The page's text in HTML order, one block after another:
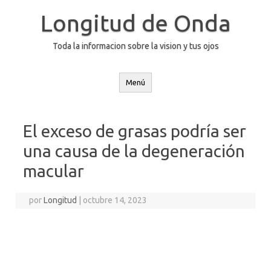
Longitud de Onda
Toda la informacion sobre la vision y tus ojos
Menú
El exceso de grasas podría ser
una causa de la degeneración
macular
porLongitud octubre 14, 2023